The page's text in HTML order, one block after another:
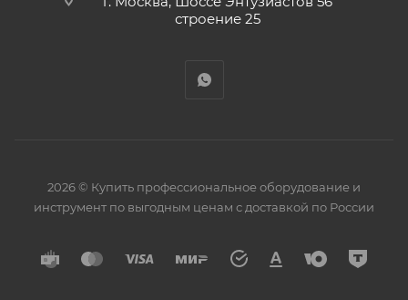
строение 25
2026 © Купить профессиональное оборудование и
инструмент по выгодным ценам с доставкой по России